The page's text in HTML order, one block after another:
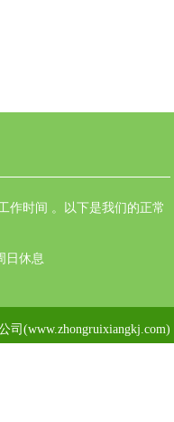
作时间 。以下是我们的正常
日休息
司